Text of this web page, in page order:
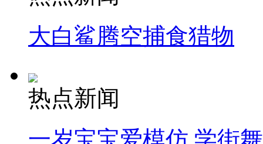
大白鲨腾空捕食猎物
热点新闻
一岁宝宝爱模仿 学街